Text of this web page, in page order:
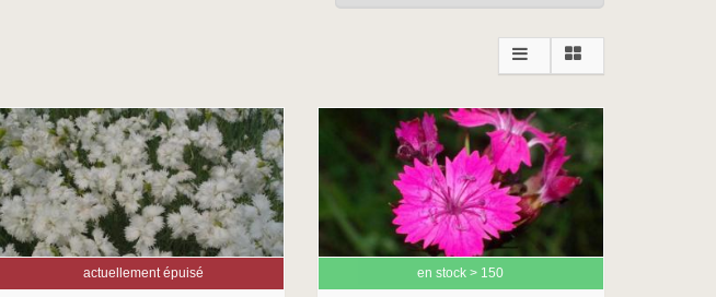
actuellement épuisé en stock > 150